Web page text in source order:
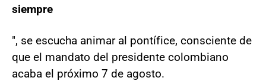
siempre
", se escucha animar al pontífice, consciente de
que el mandato del presidente colombiano
acaba el próximo 7 de agosto.